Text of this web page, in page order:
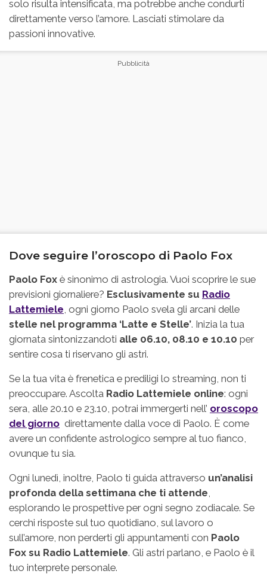
solo risulta intensificata, ma potrebbe anche condurti
direttamente verso l’amore. Lasciati stimolare da
passioni innovative.
Dove seguire l’oroscopo di Paolo Fox
Paolo Fox è sinonimo di astrologia. Vuoi scoprire le sue
previsioni giornaliere? Esclusivamente su Radio
Lattemiele, ogni giorno Paolo svela gli arcani delle
stelle nel programma ‘Latte e Stelle’. Inizia la tua
giornata sintonizzandoti alle 06.10, 08.10 e 10.10 per
sentire cosa ti riservano gli astri.
Se la tua vita è frenetica e prediligi lo streaming, non ti
preoccupare. Ascolta Radio Lattemiele online: ogni
sera, alle 20.10 e 23.10, potrai immergerti nell’ oroscopo
del giorno direttamente dalla voce di Paolo. È come
avere un confidente astrologico sempre al tuo fianco,
ovunque tu sia.
Ogni lunedì, inoltre, Paolo ti guida attraverso un’analisi
profonda della settimana che ti attende,
esplorando le prospettive per ogni segno zodiacale. Se
cerchi risposte sul tuo quotidiano, sul lavoro o
sull’amore, non perderti gli appuntamenti con Paolo
Fox su Radio Lattemiele. Gli astri parlano, e Paolo è il
tuo interprete personale.